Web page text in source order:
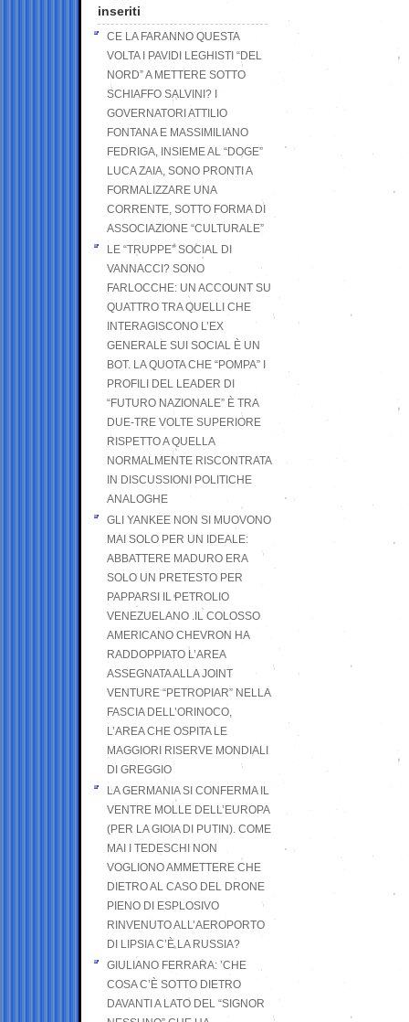
inseriti
CE LA FARANNO QUESTA
VOLTA I PAVIDI LEGHISTI “DEL
NORD” A METTERE SOTTO
SCHIAFFO SALVINI? I
GOVERNATORI ATTILIO
FONTANA E MASSIMILIANO
FEDRIGA, INSIEME AL “DOGE”
LUCA ZAIA, SONO PRONTI A
FORMALIZZARE UNA
CORRENTE, SOTTO FORMA DI
ASSOCIAZIONE “CULTURALE”
LE “TRUPPE” SOCIAL DI
VANNACCI? SONO
FARLOCCHE: UN ACCOUNT SU
QUATTRO TRA QUELLI CHE
INTERAGISCONO L’EX
GENERALE SUI SOCIAL È UN
BOT. LA QUOTA CHE “POMPA” I
PROFILI DEL LEADER DI
“FUTURO NAZIONALE” È TRA
DUE-TRE VOLTE SUPERIORE
RISPETTO A QUELLA
NORMALMENTE RISCONTRATA
IN DISCUSSIONI POLITICHE
ANALOGHE
GLI YANKEE NON SI MUOVONO
MAI SOLO PER UN IDEALE:
ABBATTERE MADURO ERA
SOLO UN PRETESTO PER
PAPPARSI IL PETROLIO
VENEZUELANO .IL COLOSSO
AMERICANO CHEVRON HA
RADDOPPIATO L’AREA
ASSEGNATA ALLA JOINT
VENTURE “PETROPIAR” NELLA
FASCIA DELL’ORINOCO,
L’AREA CHE OSPITA LE
MAGGIORI RISERVE MONDIALI
DI GREGGIO
LA GERMANIA SI CONFERMA IL
VENTRE MOLLE DELL’EUROPA
(PER LA GIOIA DI PUTIN). COME
MAI I TEDESCHI NON
VOGLIONO AMMETTERE CHE
DIETRO AL CASO DEL DRONE
PIENO DI ESPLOSIVO
RINVENUTO ALL’AEROPORTO
DI LIPSIA C’È LA RUSSIA?
GIULIANO FERRARA: ’CHE
COSA C’È SOTTO DIETRO
DAVANTI A LATO DEL “SIGNOR